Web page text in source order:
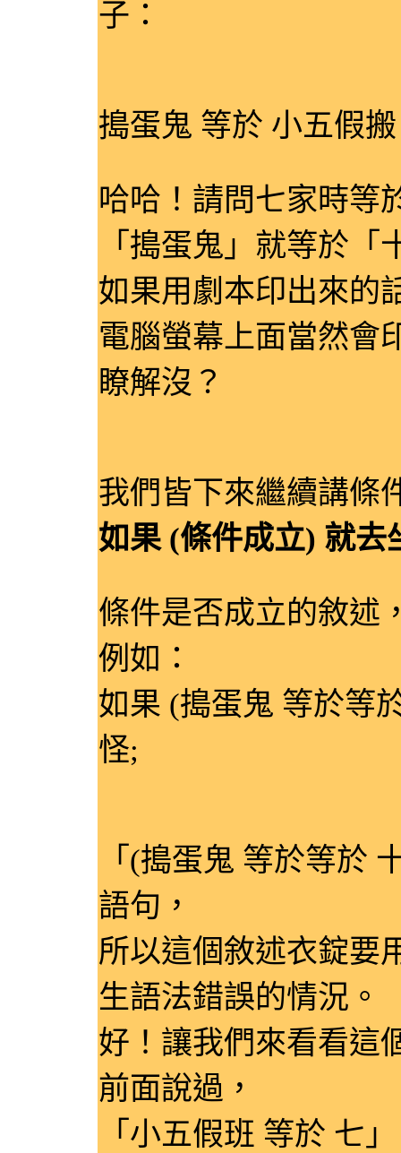
子：
搗蛋鬼 等於 小五假
哈哈！請問七家時等
「搗蛋鬼」就等於「
如果用劇本印出來的
電腦螢幕上面當然會
瞭解沒？
我們皆下來繼續講條
如果 (條件成立) 就
條件是否成立的敘述
例如：
如果 (搗蛋鬼 等於等
怪;
「(搗蛋鬼 等於等於
語句，
所以這個敘述衣錠要
生語法錯誤的情況。
好！讓我們來看看這
前面說過，
「小五假班 等於 七